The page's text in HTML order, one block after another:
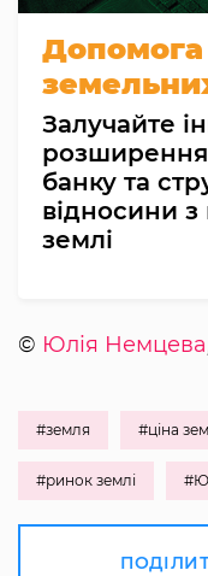
Залучайте
банку та
відносини
землі
© Юлія Немцева
#земля #ціна
#ринок землі